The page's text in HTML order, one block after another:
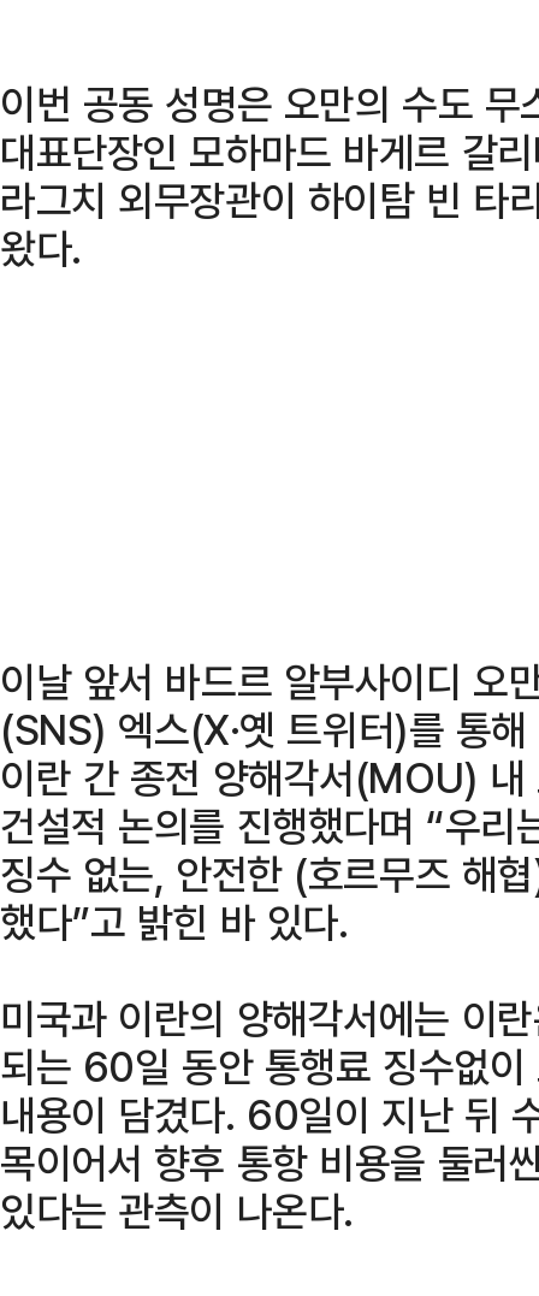
이번 공동 성명은 오만의 수도
대표단장인 모하마드 바게르 갈
라그치 외무장관이 하이탐 빈 타
왔다.
이날 앞서 바드르 알부사이디 오
(SNS) 엑스(X·옛 트위터)를 통
이란 간 종전 양해각서(MOU)
건설적 논의를 진행했다며 “우리
징수 없는, 안전한 (호르무즈 해
했다”고 밝힌 바 있다.
미국과 이란의 양해각서에는 이
되는 60일 동안 통행료 징수없
내용이 담겼다. 60일이 지난 뒤
목이어서 향후 통항 비용을 둘러
있다는 관측이 나온다.